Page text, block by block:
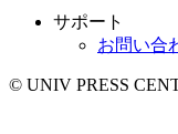
サポート
お問い合
© UNIV PRESS